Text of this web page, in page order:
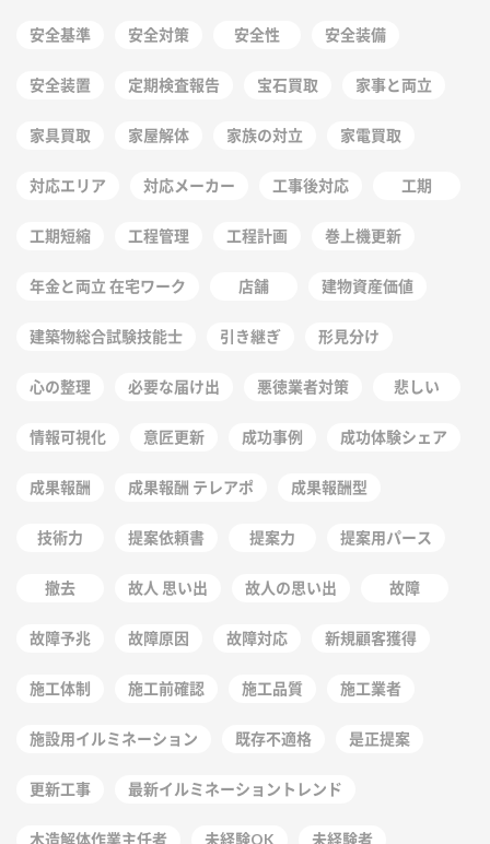
安全基準 安全対策 安全性 安全装備
安全装置 定期検査報告 宝石買取 家事と両立
家具買取 家屋解体 家族の対立 家電買取
対応エリア 対応メーカー 工事後対応 工期
工期短縮 工程管理 工程計画 巻上機更新
年金と両立 在宅ワーク 店舗 建物資産価値
建築物総合試験技能士 引き継ぎ 形見分け
心の整理 必要な届け出 悪徳業者対策 悲しい
情報可視化 意匠更新 成功事例 成功体験シェア
成果報酬 成果報酬 テレアポ 成果報酬型
技術力 提案依頼書 提案力 提案用パース
撤去 故人 思い出 故人の思い出 故障
故障予兆 故障原因 故障対応 新規顧客獲得
施工体制 施工前確認 施工品質 施工業者
施設用イルミネーション 既存不適格 是正提案
更新工事 最新イルミネーショントレンド
木造解体作業主任者 未経験OK 未経験者